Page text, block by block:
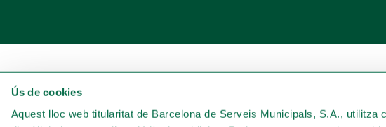
Ús de cookies
Aquest lloc web titularitat de Barcelona de Serveis Municipals, S.A., utilitza